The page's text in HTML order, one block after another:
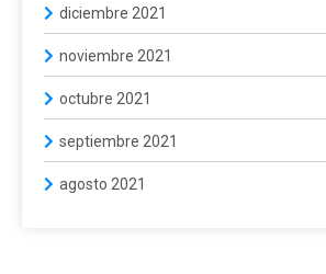
diciembre 2021
noviembre 2021
octubre 2021
septiembre 2021
agosto 2021